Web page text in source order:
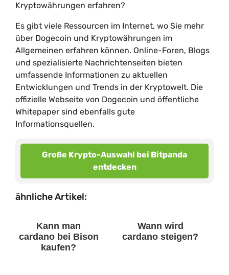
Kryptowährungen erfahren?
Es gibt viele Ressourcen im Internet, wo Sie mehr
über Dogecoin und Kryptowährungen im
Allgemeinen erfahren können. Online-Foren, Blogs
und spezialisierte Nachrichtenseiten bieten
umfassende Informationen zu aktuellen
Entwicklungen und Trends in der Kryptowelt. Die
offizielle Webseite von Dogecoin und öffentliche
Whitepaper sind ebenfalls gute
Informationsquellen.
Große Krypto-Auswahl bei Bitpanda
entdecken
ähnliche Artikel:
Kann man
cardano bei Bison
kaufen?
Wann wird
cardano steigen?